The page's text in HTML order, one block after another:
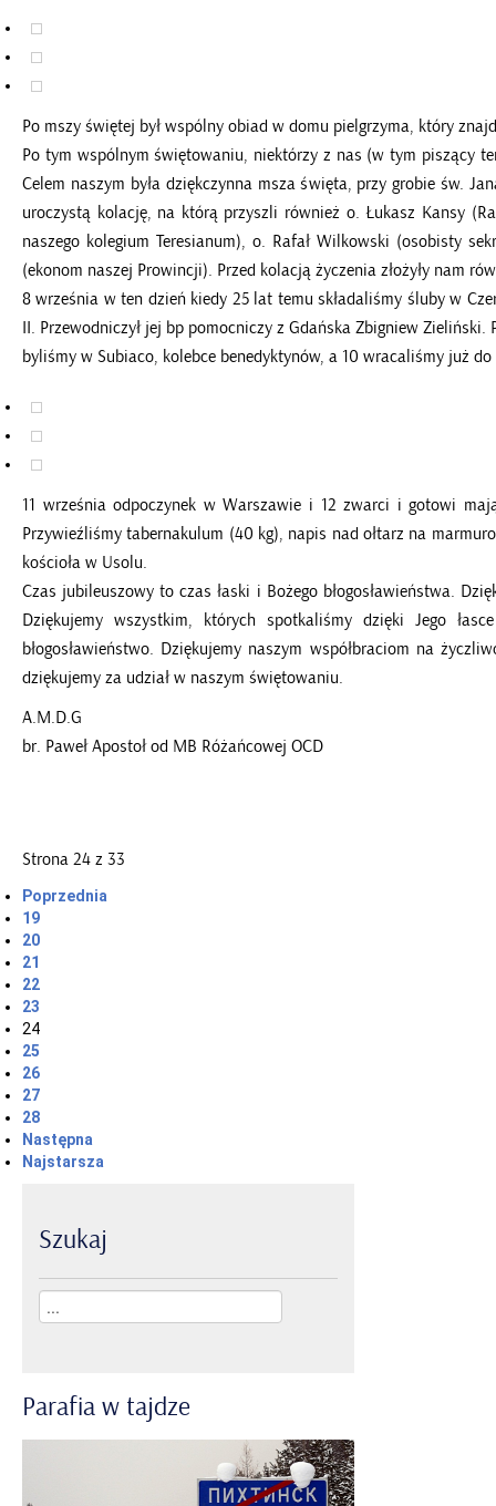
Po mszy świętej był wspólny obiad w domu pielgrzyma, który
Po tym wspólnym świętowaniu, niektórzy z nas (w tym piszący
Celem naszym była dziękczynna msza święta, przy grobie św.
uroczystą kolację, na którą przyszli również o. Łukasz Kansy
naszego kolegium Teresianum), o. Rafał Wilkowski (osobisty
(ekonom naszej Prowincji). Przed kolacją życzenia złożyły nam
8 września w ten dzień kiedy 25 lat temu składaliśmy śluby w
II. Przewodniczył jej bp pomocniczy z Gdańska Zbigniew
byliśmy w Subiaco, kolebce benedyktynów, a 10 wracaliśmy już do
11 września odpoczynek w Warszawie i 12 zwarci i gotowi
Przywieźliśmy tabernakulum (40 kg), napis nad ołtarz na
kościoła w Usolu.
Czas jubileuszowy to czas łaski i Bożego błogosławieństwa.
Dziękujemy wszystkim, których spotkaliśmy dzięki Jego
błogosławieństwo. Dziękujemy naszym współbraciom na
dziękujemy za udział w naszym świętowaniu.
A.M.D.G
br. Paweł Apostoł od MB Różańcowej OCD
Strona 24 z 33
Poprzednia
19
20
21
22
23
24
25
26
27
28
Następna
Najstarsza
Szukaj
Parafia w tajdze